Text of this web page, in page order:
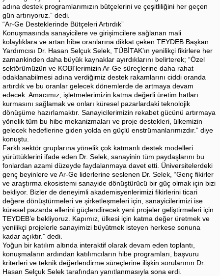
adına destek programlarımızın bütçelerini ve çeşitliliğini her geçen
gün artırıyoruz.” dedi.
“Ar-Ge Desteklerinde Bütçeleri Artırdık”
Konuşmasında sanayicilere ve girişimcilere sağlanan mali
kolaylıklara ve artan hibe oranlarına dikkat çeken TEYDEB Başkan
Yardımcısı Dr. Hasan Selçuk Selek, TÜBİTAK’ın yenilikçi fikirlere her
zamankinden daha büyük kaynaklar ayırdıklarını belirterek; “Özel
sektörümüzün ve KOBİ'lerimizin Ar-Ge süreçlerine daha rahat
odaklanabilmesi adına verdiğimiz destek rakamlarını ciddi oranda
artırdık ve bu oranlar gelecek dönemlerde de artmaya devam
edecek. Amacımız, işletmelerimizin katma değerli üretim hatları
kurmasını sağlamak ve onları küresel pazarlardaki teknolojik
dönüşüme hazırlamaktır. Sanayicilerimizin rekabet gücünü artırmaya
yönelik tüm bu hibe mekanizmaları ve proje destekleri, ülkemizin
gelecek hedeflerine giden yolda en güçlü enstrümanlarımızdır.” diye
konuştu.
Farklı sektör gruplarına yönelik çok katmanlı destek modelleri
yürüttüklerini ifade eden Dr. Selek, sanayinin tüm paydaşlarını bu
fonlardan azami düzeyde faydalanmaya davet etti. Üniversitelerdeki
genç beyinlere ve Ar-Ge liderlerine seslenen Dr. Selek, “Genç fikirler
ve araştırma ekosistemi sanayide dönüştürücü bir güç olmak için bizi
bekliyor. Bizler de deneyimli akademisyenlerimizi fikirlerini ticari
değere dönüştürmeleri ve şirketleşmeleri için, sanayicilerimizi ise
küresel pazarda ellerini güçlendirecek yeni projeler geliştirmeleri için
TEYDEB’e bekliyoruz. Kapımız, ülkesi için katma değer üretmek ve
yenilikçi projelerle sanayimizi büyütmek isteyen herkese sonuna
kadar açıktır.” dedi.
Yoğun bir katılım altında interaktif olarak devam eden toplantı,
konuşmaların ardından katılımcıların hibe programları, başvuru
kriterleri ve teknik değerlendirme süreçlerine ilişkin sorularının Dr.
Hasan Selçuk Selek tarafından yanıtlanmasıyla sona erdi.